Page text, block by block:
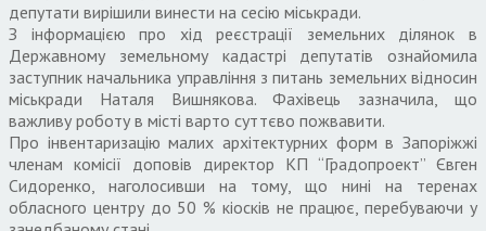
депутати вирішили винести на сесію міськради.
З інформацією про хід реєстрації земельних ділянок в
Державному земельному кадастрі депутатів ознайомила
заступник начальника управління з питань земельних відносин
міськради Наталя Вишнякова. Фахівець зазначила, що
важливу роботу в місті варто суттєво пожвавити.
Про інвентаризацію малих архітектурних форм в Запоріжжі
членам комісії доповів директор КП “Градопроект” Євген
Сидоренко, наголосивши на тому, що нині на теренах
обласного центру до 50 % кіосків не працює, перебуваючи у